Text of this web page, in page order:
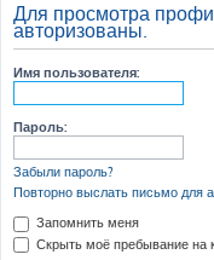
Для просмотра
авторизованы.
Имя пользователя:
Пароль:
Забыли пароль?
Повторно выслать письмо для
Запомнить меня
Скрыть моё пребывание на